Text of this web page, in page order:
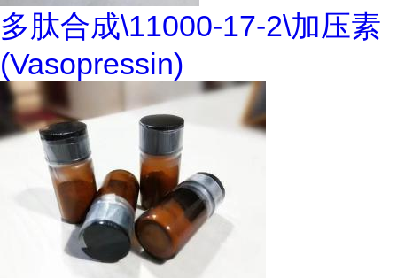
多肽合成\11000-17-2\加压素
(Vasopressin)